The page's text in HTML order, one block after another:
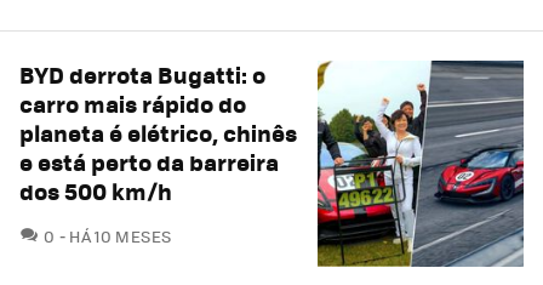
BYD derrota Bugatti: o
carro mais rápido do
planeta é elétrico, chinês
e está perto da barreira
dos 500 km/h
0 COMENTÁRIOS
HÁ 10 MESES